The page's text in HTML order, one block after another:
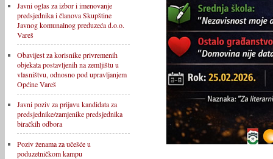
Javni oglas za izbor i imenovanje
predsjednika i članova Skupštine
Javnog komunalnog preduzeća d.o.o.
Vareš
Obavijest za korisnike privremenih
objekata postavljenih na zemljištu u
vlasništvu, odnosno pod upravljanjem
Općine Vareš
Javni poziv za prijavu kandidata za
predsjednike/zamjenike predsjednika
biračkih odbora
Poziv ženama za učešće u
poduzetničkom kampu